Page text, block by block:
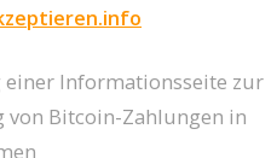
einer Informationsseite zur
von Bitcoin-Zahlungen in